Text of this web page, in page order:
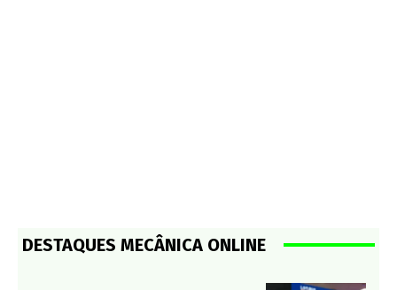
DESTAQUES MECÂNICA ONLINE